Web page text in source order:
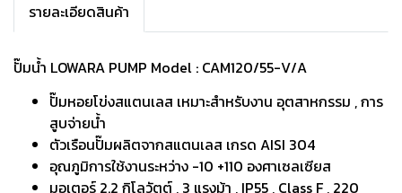
รายละเอียดสินค้า
ปั๊มน้ำ LOWARA PUMP Model : CAM120/55-V/A
ปั๊มหอยโข่งสแตนเลส เหมาะสำหรับงาน อุตสาหกรรม , การ
สูบจ่ายน้ำ
ตัวเรือนปั๊มผลิตจากสแตนเลส เกรด AISI 304
อุณภูมิการใช้งานระหว่าง -10 +110 องศาเซลเซียส
มอเตอร์ 2.2 กิโลวัตต์ , 3 แรงม้า , IP55 , Class F , 220